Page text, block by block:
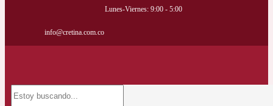
Lunes-Viernes: 9:00 - 5:00
info@cretina.com.co